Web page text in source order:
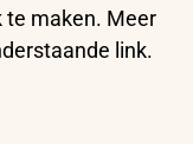
te maken. Meer
link.